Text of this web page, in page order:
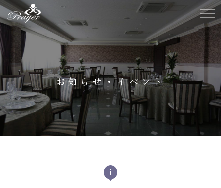
お知らせ・イベント